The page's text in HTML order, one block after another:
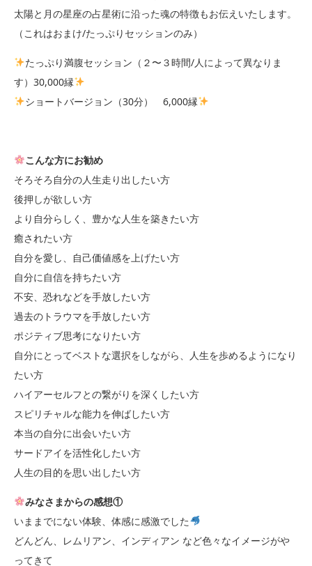
太陽と月の星座の占星術に沿った魂の特徴もお伝えいたします。
（これはおまけ/たっぷりセッションのみ）
たっぷり満腹セッション（２〜３時間/人によって異なりま
す） 30,000縁
ショートバージョン（30分） 6,000縁
こんな方にお勧め
そろそろ自分の人生走り出したい方
後押しが欲しい方
より自分らしく、豊かな人生を築きたい方
癒されたい方
自分を愛し、自己価値感を上げたい方
自分に自信を持ちたい方
不安、恐れなどを手放したい方
過去のトラウマを手放したい方
ポジティブ思考になりたい方
自分にとってベストな選択をしながら、人生を歩めるようになり
たい方
ハイアーセルフとの繋がりを深くしたい方
スピリチャルな能力を伸ばしたい方
本当の自分に出会いたい方
サードアイを活性化したい方
人生の目的を思い出したい方
みなさまからの感想①
いままでにない体験、体感に感激でした
どんどん、レムリアン、インディアン など色々なイメージがや
ってきて